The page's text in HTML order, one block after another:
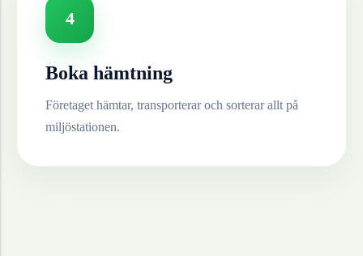
4
Boka hämtning
Företaget hämtar, transporterar och sorterar allt på
miljöstationen.